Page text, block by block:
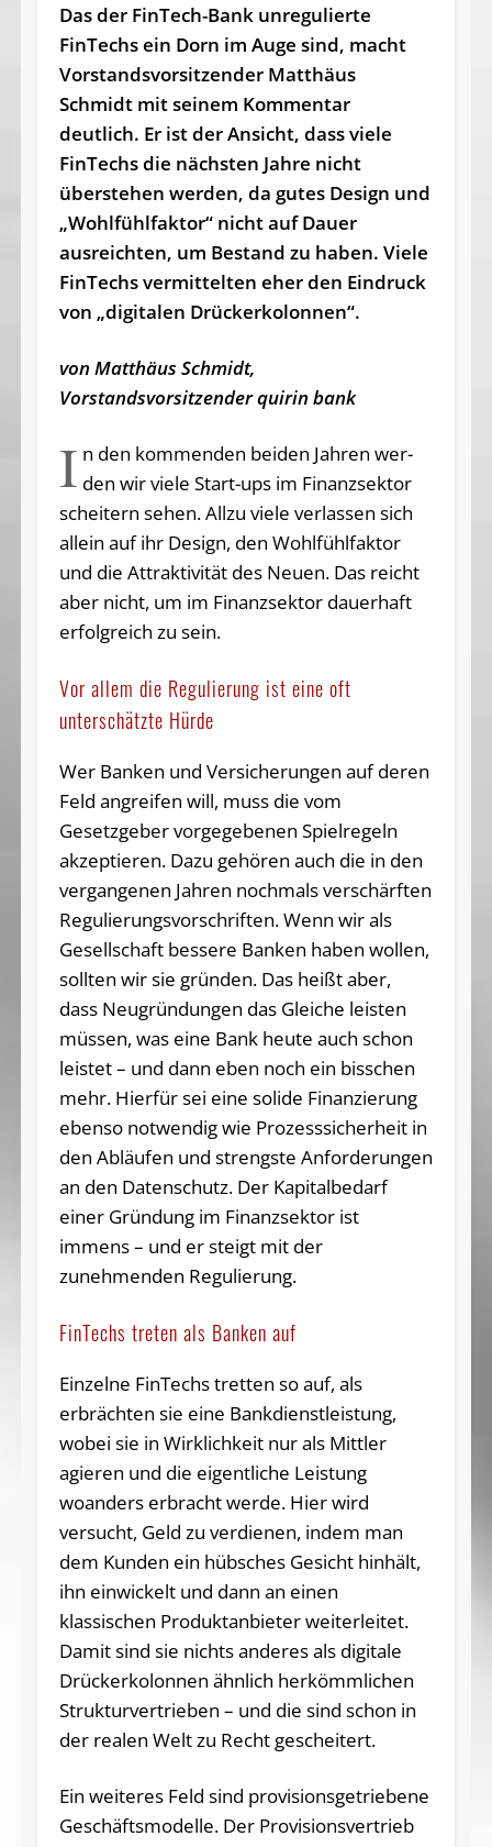
Das der FinTech-Bank unregulierte
FinTechs ein Dorn im Au­ge sind, macht
Vor­standsvorsitzen­der Mat­thäus
Schmidt mit sei­nem Kommentar
deutlich. Er ist der Ansicht, dass viele
FinTechs die nächsten Jahre nicht
überstehen werden, da gutes Design und
„Wohlfühlfaktor“ nicht auf Dauer
ausreichten, um Bestand zu haben. Viele
FinTechs vermittelten eher den Eindruck
von „digitalen Drückerkolonnen“.
von Matthäus Schmidt,
Vorstandsvorsitzender quirin bank
I n den kommen­den bei­den Jah­ren wer­
den wir viele Start-ups im Fi­nanzsek­tor
scheitern se­hen. Allzu viele verlas­sen sich
allein auf ihr De­si­gn, den Wohlfühlfak­tor
und die At­traktivität des Neuen. Das reicht
aber nicht, um im Fi­nanzsek­tor dau­erhaft
erfolg­reich zu sein.
Vor allem die Regulierung ist eine oft
unterschätzte Hürde
Wer Banken und Versicherungen auf deren
Feld angreifen will, muss die vom
Gesetzgeber vorgegebenen Spielregeln
akzeptieren. Dazu gehören auch die in den
vergangenen Jahren nochmals verschärften
Regulierungsvorschriften. Wenn wir als
Gesellschaft bessere Banken haben wollen,
sollten wir sie gründen. Das heißt aber,
dass Neugründungen das Gleiche leisten
müssen, was eine Bank heute auch schon
leistet – und dann eben noch ein bisschen
mehr. Hierfür sei eine solide Finanzierung
ebenso notwendig wie Prozesssicherheit in
den Abläufen und strengste Anforderungen
an den Datenschutz. Der Kapitalbedarf
einer Gründung im Finanzsektor ist
immens – und er steigt mit der
zunehmenden Regulierung.
FinTechs treten als Banken auf
Einzelne FinTechs tretten so auf, als
erbrächten sie eine Bankdienstleistung,
wobei sie in Wirklichkeit nur als Mittler
agieren und die eigentliche Leistung
woanders erbracht werde. Hier wird
versucht, Geld zu verdienen, indem man
dem Kunden ein hübsches Gesicht hinhält,
ihn einwickelt und dann an einen
klassischen Produktanbieter weiterleitet.
Damit sind sie nichts anderes als digitale
Drückerkolonnen ähnlich herkömmlichen
Strukturvertrieben – und die sind schon in
der realen Welt zu Recht gescheitert.
Ein weiteres Feld sind provisionsgetriebene
Geschäftsmodelle. Der Provisionsvertrieb